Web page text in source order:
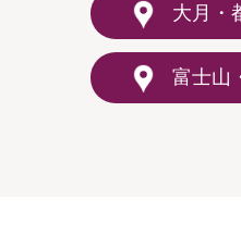
大月・
富士山